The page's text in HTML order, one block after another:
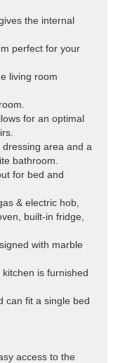
the internal
perfect for your
living room
for an optimal
area and a
bathroom.
for bed and
& electric hob,
built-in fridge,
with marble
is furnished
can fit a single bed
access to the